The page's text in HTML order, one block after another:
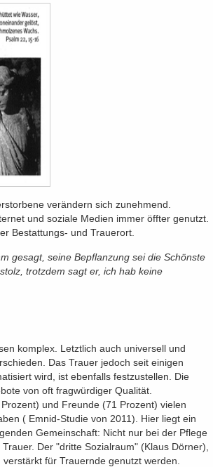
verändern sich zunehmend.
und soziale Medien immer öffter genutzt.
Bestattungs- und Trauerort.
gesagt, seine Bepflanzung sei die Schönste
trotzdem sagt er, ich hab keine
komplex. Letztlich auch universell und
Das Trauer jedoch seit einigen
wird, ist ebenfalls festzustellen. Die
von oft fragwürdiger Qualität.
und Freunde (71 Prozent) vielen
( Emnid-Studie von 2011). Hier liegt ein
Gemeinschaft: Nicht nur bei der Pflege
Der "dritte Sozialraum" (Klaus Dörner),
für Trauernde genutzt werden.